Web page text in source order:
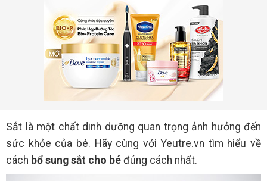
Sắt là một chất dinh dưỡng quan trọng ảnh hưởng đến
sức khỏe của bé. Hãy cùng với Yeutre.vn tìm hiểu về
cách bổ sung sắt cho bé đúng cách nhất.